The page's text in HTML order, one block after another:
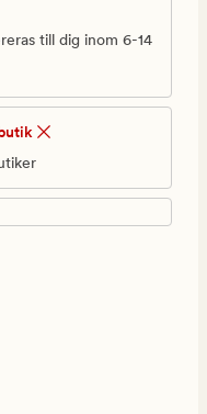
till dig inom 6-14